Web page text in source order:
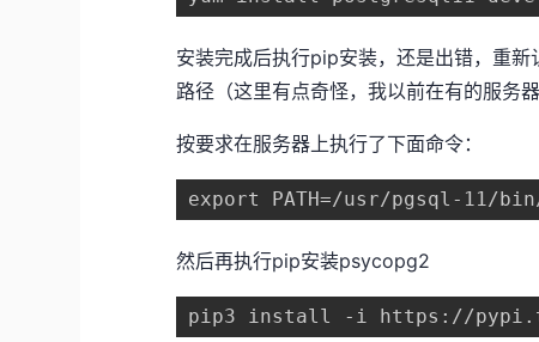
安装完成后执行pip安装，还是出错，重
路径（这里有点奇怪，我以前在有的服务
按要求在服务器上执行了下面命令：
export PATH=/usr/pgsql-11/bin/
然后再执行pip安装psycopg2
pip3 install -i https://